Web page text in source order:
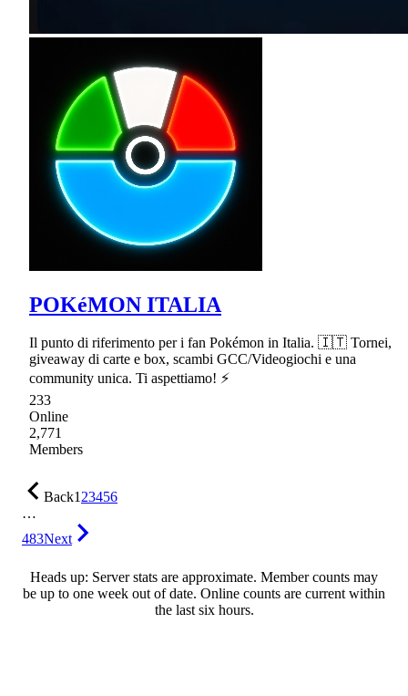
POKéMON ITALIA
Il punto di riferimento per i fan Pokémon in Italia. 🇮🇹 Tornei,
giveaway di carte e box, scambi GCC/Videogiochi e una
community unica. Ti aspettiamo! ⚡
233
Online
2,771
Members
Back123456
…
483Next
Heads up: Server stats are approximate. Member counts may
be up to one week out of date. Online counts are current within
the last six hours.